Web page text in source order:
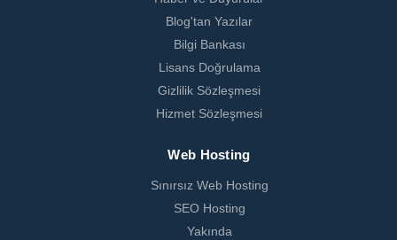
Blog'tan Yazılar
Bilgi Bankası
Lisans Doğrulama
Gizlilik Sözleşmesi
Hizmet Sözleşmesi
Web Hosting
Sınırsız Web Hosting
SEO Hosting
Yakında